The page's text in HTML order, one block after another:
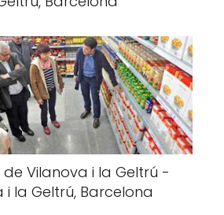
Vilanova i la Geltrú -
i la Geltrú, Barcelona